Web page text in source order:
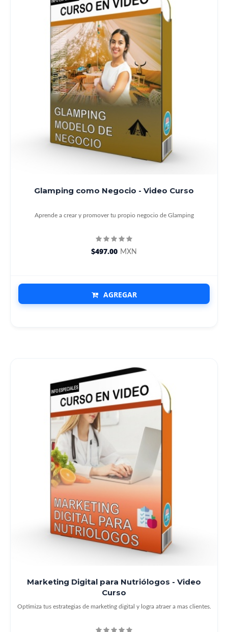
Glamping como Negocio - Video Curso
Aprende a crear y promover tu propio negocio de Glamping
$497.00 MXN
AGREGAR
Marketing Digital para Nutriólogos - Video
Curso
Optimiza tus estrategias de marketing digital y logra atraer a mas clientes.